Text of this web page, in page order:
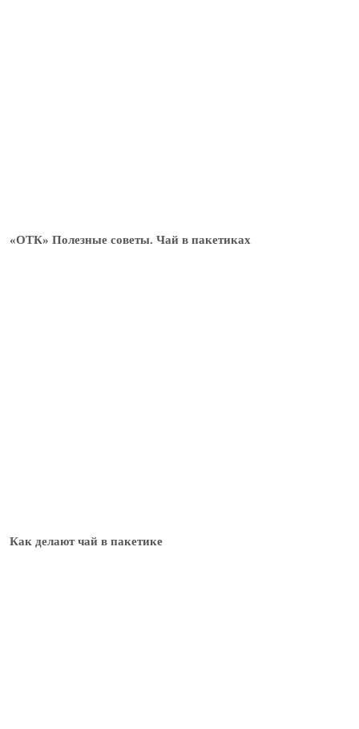
«ОТК» Полезные советы. Чай в пакетиках
Как делают чай в пакетике